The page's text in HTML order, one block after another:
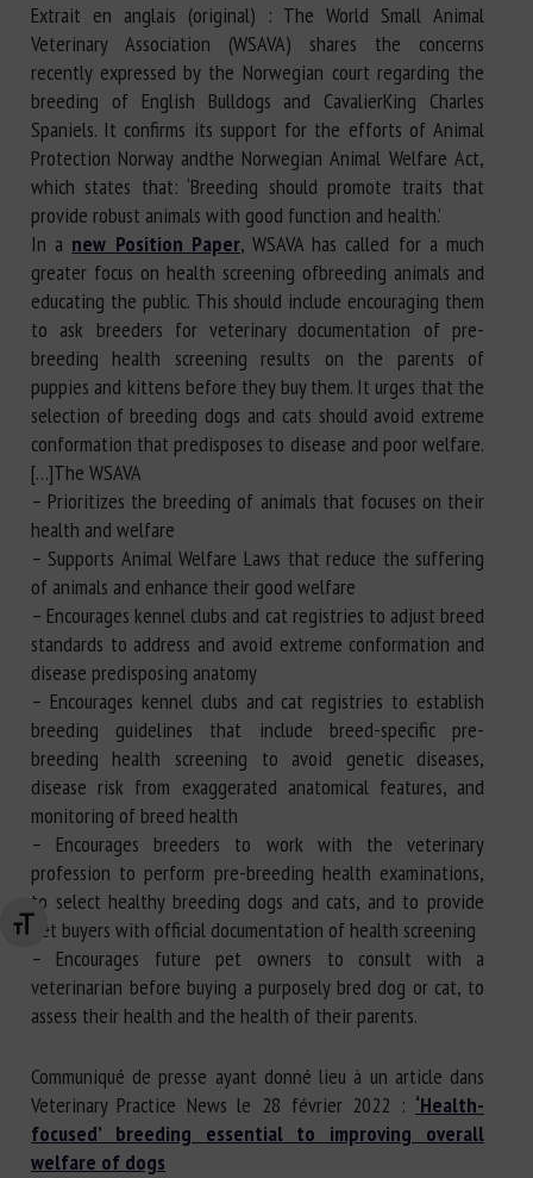
Changer la taille de la police
Extrait en anglais (original) : The World Small Animal
Veterinary Association (WSAVA) shares the concerns
recently expressed by the Norwegian court regarding the
breeding of English Bulldogs and CavalierKing Charles
Spaniels. It confirms its support for the efforts of Animal
Protection Norway andthe Norwegian Animal Welfare Act,
which states that: ‘Breeding should promote traits that
provide robust animals with good function and health.’
In a new Position Paper, WSAVA has called for a much
greater focus on health screening ofbreeding animals and
educating the public. This should include encouraging them
to ask breeders for veterinary documentation of pre-
breeding health screening results on the parents of
puppies and kittens before they buy them. It urges that the
selection of breeding dogs and cats should avoid extreme
conformation that predisposes to disease and poor welfare.
[…]The WSAVA
– Prioritizes the breeding of animals that focuses on their
health and welfare
– Supports Animal Welfare Laws that reduce the suffering
of animals and enhance their good welfare
– Encourages kennel clubs and cat registries to adjust breed
standards to address and avoid extreme conformation and
disease predisposing anatomy
– Encourages kennel clubs and cat registries to establish
breeding guidelines that include breed-specific pre-
breeding health screening to avoid genetic diseases,
disease risk from exaggerated anatomical features, and
monitoring of breed health
– Encourages breeders to work with the veterinary
profession to perform pre-breeding health examinations,
to select healthy breeding dogs and cats, and to provide
pet buyers with official documentation of health screening
– Encourages future pet owners to consult with a
veterinarian before buying a purposely bred dog or cat, to
assess their health and the health of their parents.
Communiqué de presse ayant donné lieu à un article dans
Veterinary Practice News le 28 février 2022 : ‘Health-
focused’ breeding essential to improving overall
welfare of dogs